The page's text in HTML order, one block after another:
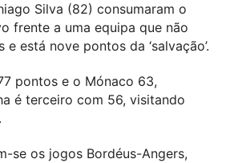
Silva (82) consumaram o
frente a uma equipa que não
está nove pontos da ‘salvação’.
pontos e o Mónaco 63,
é terceiro com 56, visitando
se os jogos Bordéus-Angers,